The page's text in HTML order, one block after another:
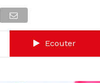
Ecouter